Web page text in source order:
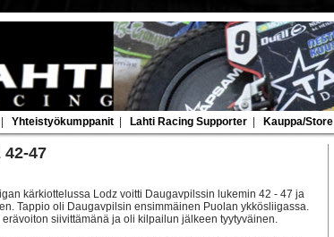
Yhteistyökumppanit Lahti Racing Supporter Kauppa/Store
47
kärkiottelussa Lodz voitti Daugavpilssin lukemin 42 - 47 ja
Tappio oli Daugavpilsin ensimmäinen Puolan ykkösliigassa.
siivittämänä ja oli kilpailun jälkeen tyytyväinen.